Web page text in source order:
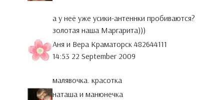
а у неё уже усики-антеннки пробиваются?
золотая наша Маргарита)))
Аня и Вера Краматорск 482644111
14:53 22 September 2009
малявочка. красотка
наташа и манюнечка